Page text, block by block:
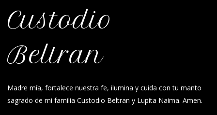
Custodio
Beltran
Madre mía, fortalece nuestra fe, ilumina y cuida con tu manto
sagrado de mi familia Custodio Beltran y Lupita Naima. Amen.